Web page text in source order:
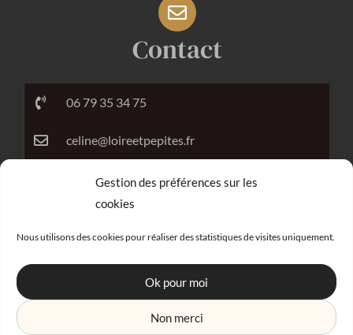
Gestion des préférences sur les
cookies
Nous utilisons des cookies pour réaliser des statistiques de visites uniquement.
Ok pour moi
Non merci
Contact
06 79 35 34 75
celine@loireetpepites.fr
Réalisation
Agence digitale